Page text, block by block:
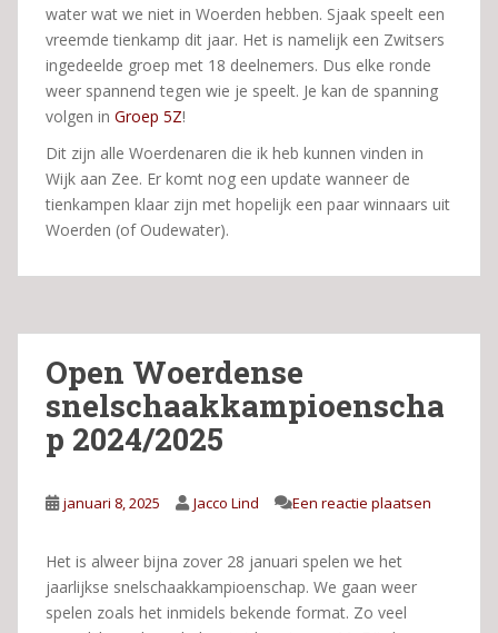
water wat we niet in Woerden hebben. Sjaak speelt een
vreemde tienkamp dit jaar. Het is namelijk een Zwitsers
ingedeelde groep met 18 deelnemers. Dus elke ronde
weer spannend tegen wie je speelt. Je kan de spanning
volgen in Groep 5Z!
Dit zijn alle Woerdenaren die ik heb kunnen vinden in
Wijk aan Zee. Er komt nog een update wanneer de
tienkampen klaar zijn met hopelijk een paar winnaars uit
Woerden (of Oudewater).
Open Woerdense
snelschaakkampioenscha
p 2024/2025
januari 8, 2025 Jacco Lind Een reactie plaatsen
Het is alweer bijna zover 28 januari spelen we het
jaarlijkse snelschaakkampioenschap. We gaan weer
spelen zoals het inmidels bekende format. Zo veel